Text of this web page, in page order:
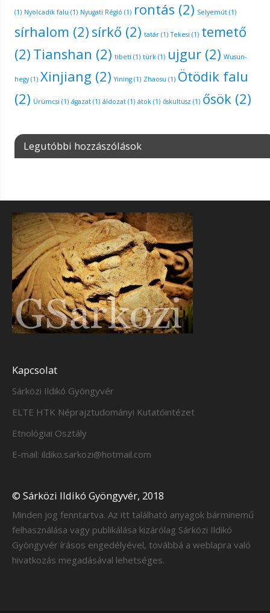
(1) Nyolcadik falu (1) Nyugati Régió (1) rontás (2) Selyemút(1)
sírhalom (2) sírkő (2) tatár(1) Tekesi (1) temető
(2) Tianshan (2) tibeti (1) türk(1) ujgur(2) Wusun-
hegy(1) Xinjiang (2) Yining(1) Zhaosu (1) Ötödik falu
(2) Ürümcsi (1) ágazat(1) áldozat(1) átok(1) őskultusz (1) ősök(2)
Legutóbbi hozzászólások
Kapcsolat
Sárközi Ildikó Gyöngyvér
ELTE HTK Néprajztudományi Kutatóintézet
Etnológiai Osztály
E-mail: ildiko.sarkozi@hotmail.com
© Sárközi Ildikó Gyöngyvér, 2018
Minden jog fenntartva. Az itt található anyagok bárminemű
felhasználása vagy publikálása kizárólag Sárközi Ildikó
Gyöngyvér írásos engedélyével, továbbá a weblapra való
hivatkozás megadásával lehetséges.